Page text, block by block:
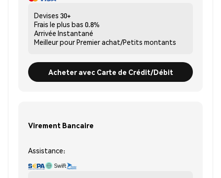
Devises 30+
Frais le plus bas 0.8%
Arrivée Instantané
Meilleur pourPremier achat/Petits montants
Acheter avec Carte de Crédit/Débit
Virement Bancaire
Assistance: